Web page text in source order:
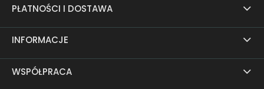
PŁATNOŚCI I DOSTAWA
INFORMACJE
WSPÓŁPRACA